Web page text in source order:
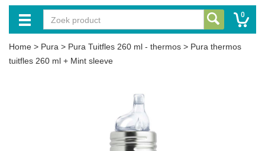
0
Home > Pura > Pura Tuitfles 260 ml - thermos > Pura thermos
tuitfles 260 ml + Mint sleeve